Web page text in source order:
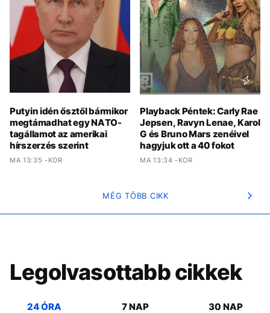
Putyin idén ősztől bármikor
megtámadhat egy NATO-
tagállamot az amerikai
hírszerzés szerint
MA 13:35 -KOR
Playback Péntek: Carly Rae
Jepsen, Ravyn Lenae, Karol
G és Bruno Mars zenéivel
hagyjuk ott a 40 fokot
MA 13:34 -KOR
MÉG TÖBB CIKK
Legolvasottabb cikkek
24 ÓRA 7 NAP 30 NAP